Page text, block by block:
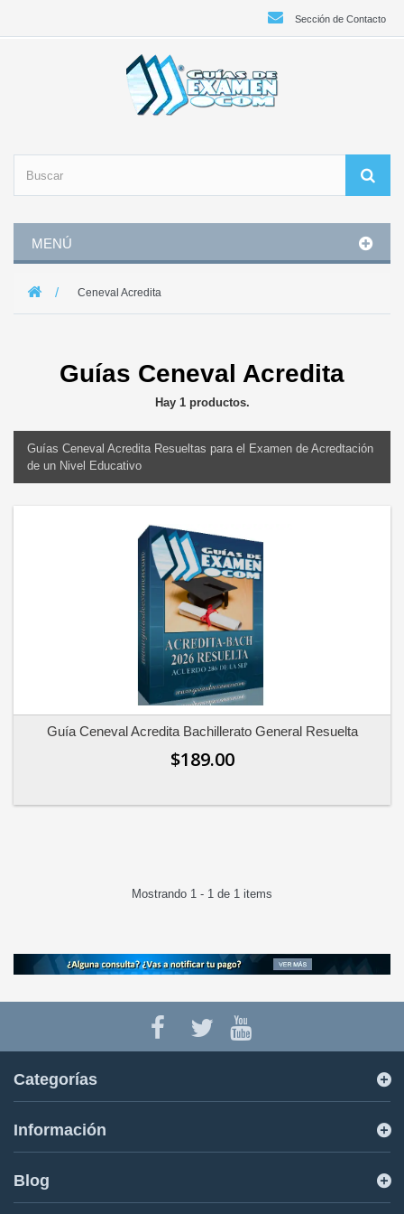
Sección de Contacto
MENÚ
Ceneval Acredita
Guías Ceneval Acredita
Hay 1 productos.
Guías Ceneval Acredita Resueltas para el Examen de Acredtación
de un Nivel Educativo
Guía Ceneval Acredita Bachillerato General Resuelta
$189.00
Mostrando 1 - 1 de 1 items
Categorías
Información
Blog